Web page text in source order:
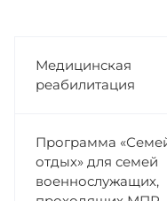
Медицинская
реабилитация
Программа
отдых» для семей
военнослужащих,